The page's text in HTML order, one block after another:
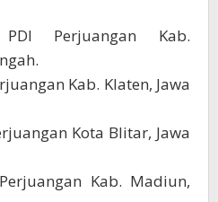
Perjuangan Kab.
Kab. Klaten, Jawa
Kota Blitar, Jawa
Kab. Madiun,